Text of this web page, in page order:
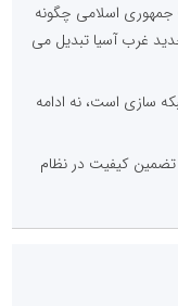
جمهوری اسلامی چگونه
غرب آسیا تبدیل می
سازی است، نه ادامه
تضمین کیفیت در نظام